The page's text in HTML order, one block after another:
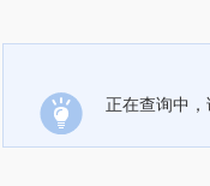
正在查询中